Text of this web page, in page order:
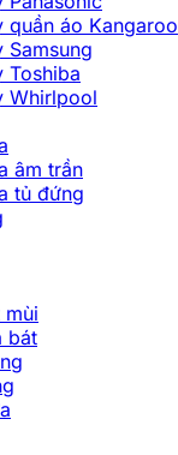
quần áo Kangaroo
Samsung
Toshiba
Whirlpool
âm trần
tủ đứng
mùi
bát